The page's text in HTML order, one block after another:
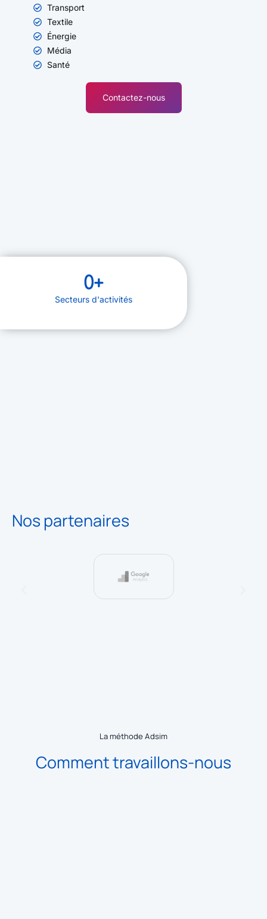
Secteurs d'activités
0+
Transport
Textile
Énergie
Média
Santé
Contactez-nous
Nos partenaires
La méthode Adsim
Comment travaillons-nous